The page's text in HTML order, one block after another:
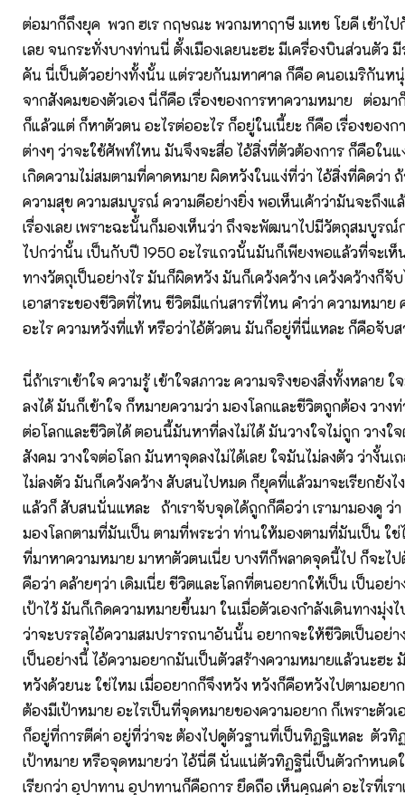
ต่อมาก็ถึงยุค พวก ฮเร กฤษณะ พวกมหาฤาษี มเหช โยคี เข้าไ
เลย จนกระทั่งบางท่านนี่ ตั้งเมืองเลยนะฮะ มีเครื่องบินส่วนตัว
คัน นี่เป็นตัวอย่างทั้งนั้น แต่รวยกันมหาศาล ก็คือ คนอเมริกันห
จากสังคมของตัวเอง นี่ก็คือ เรื่องของการหาความหมาย ต่อมา
ก็แล้วแต่ ก็หาตัวตน อะไรต่ออะไร ก็อยู่ในเนี้ยะ ก็คือ เรื่องของ
ต่างๆ ว่าจะใช้ศัพท์ไหน มันจึงจะสื่อ ไอ้สิ่งที่ตัวต้องการ ก็คือใน
เกิดความไม่สมตามที่คาดหมาย ผิดหวังในแง่ที่ว่า ไอ้สิ่งที่คิดว่า
ความสุข ความสมบูรณ์ ความดีอย่างยิ่ง พอเห็นเค้าว่ามันจะถึงแ
เรื่องเลย เพราะฉะนั้นก็มองเห็นว่า ถึงจะพัฒนาไปมีวัตถุสมบูร
ไปกว่านั้น เป็นกับปี 1950 อะไรแถวนั้นมันก็เพียงพอแล้วที่จะเห็
ทางวัตถุเป็นอย่างไร มันก็ผิดหวัง มันก็เคว้งคว้าง เคว้งคว้างก็จั
เอาสาระของชีวิตที่ไหน ชีวิตมีแก่นสารที่ไหน คำว่า ความหมาย
อะไร ความหวังที่แท้ หรือว่าไอ้ตัวตน มันก็อยู่ที่นี่แหละ ก็คือจับส
นี่ถ้าเราเข้าใจ ความรู้ เข้าใจสภาวะ ความจริงของสิ่งทั้งหลาย
ลงได้ มันก็เข้าใจ ก็หมายความว่า มองโลกและชีวิตถูกต้อง วาง
ต่อโลกและชีวิตได้ ตอนนี้มันหาที่ลงไม่ได้ มันวางใจไม่ถูก วางใ
สังคม วางใจต่อโลก มันหาจุดลงไม่ได้เลย ใจมันไม่ลงตัว ว่างั้นเ
ไม่ลงตัว มันก็เคว้งคว้าง สับสนไปหมด ก็ยุคที่แล้วมาจะเรียกยังไ
แล้วก็ สับสนนั่นแหละ ถ้าเราจับจุดได้ถูกก็คือว่า เรามามองดู ว่า
มองโลกตามที่มันเป็น ตามที่พระว่า ท่านให้มองตามที่มันเป็น ใ
ที่มาหาความหมาย มาหาตัวตนเนี่ย บางทีก็พลาดจุดนี้ไป ก็จะไ
คือว่า คล้ายๆว่า เดิมเนี่ย ชีวิตและโลกที่ตนอยากให้เป็น เป็นอย่
เป้าไว้ มันก็เกิดความหมายขึ้นมา ในเมื่อตัวเองกำลังเดินทางมุ่ง
ว่าจะบรรลุไอ้ความสมปรารถนาอันนั้น อยากจะให้ชีวิตเป็นอย่
เป็นอย่างนี้ ไอ้ความอยากมันเป็นตัวสร้างความหมายแล้วนะฮะ
หวังด้วยนะ ใช่ไหม เมื่ออยากก็จึงหวัง หวังก็คือหวังไปตามอยา
ต้องมีเป้าหมาย อะไรเป็นที่จุดหมายของความอยาก ก็เพราะตัว
ก็อยู่ที่การตีค่า อยู่ที่ว่าจะ ต้องไปดูตัวฐานที่เป็นทิฏฐิแหละ ตัวทิ
เป้าหมาย หรือจุดหมายว่า ไอ้นี่ดี นั่นแน่ตัวทิฏฐินี่เป็นตัวกำหน
เรียกว่า อุปาทาน อุปาทานก็คือการ ยึดถือ เห็นคุณค่า อะไรที่เร